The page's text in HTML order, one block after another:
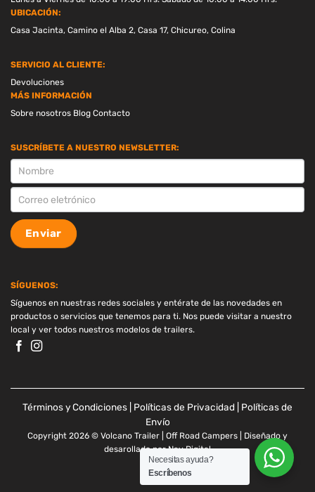
UBICACIÓN:
Casa Jacinta, Camino el Alba 2, Casa 17, Chicureo, Colina
SERVICIO AL CLIENTE:
Devoluciones
MÁS INFORMACIÓN
Sobre nosotros Blog Contacto
SUSCRÍBETE A NUESTRO NEWSLETTER:
SUSCRIPCION
Enviar
SÍGUENOS:
Síguenos en nuestras redes sociales y entérate de las novedades en
productos o servicios que tenemos para ti. Nos puede visitar a nuestro
local y ver todos nuestros modelos de trailers.
Términos y Condiciones Políticas de Privacidad
Políticas de
Envío
Copyright 2026 © Volcano Trailer | Off Road Campers | Diseñado y
desarollado porNav Digital
Necesitas ayuda?
Escríbenos